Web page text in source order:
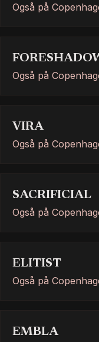
Også på
Også på
VIRA
Også på
SACRIFICIAL
Også på
ELITIST
Også på
EMBLA